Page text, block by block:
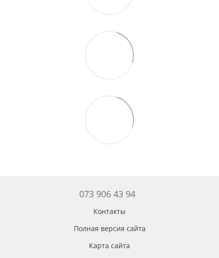
073 906 43 94
Контакты
Полная версия сайта
Карта сайта